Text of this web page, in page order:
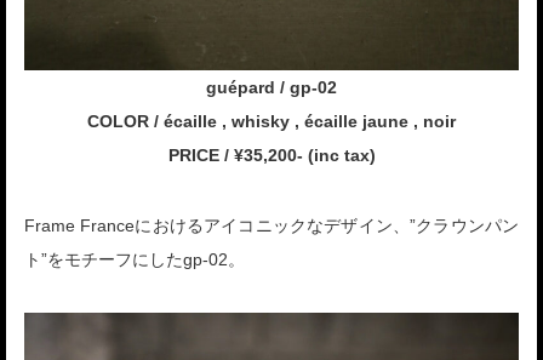
guépard / gp-02
COLOR / écaille , whisky , écaille jaune , noir
PRICE / ¥35,200- (inc tax)
Frame Franceにおけるアイコニックなデザイン、”クラウンパン
ト”をモチーフにしたgp-02。